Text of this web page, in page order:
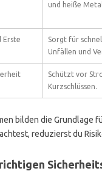
und heiße
Erste
Sorgt für
Unfällen und
Schützt vor
Kurzschlüssen.
bilden die Grundlage
reduzierst du